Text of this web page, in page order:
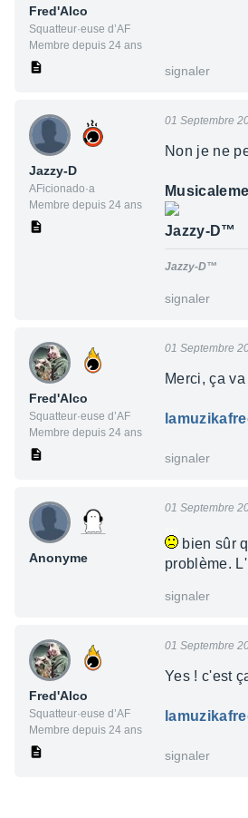
Fred'Alco
Squatteur·euse d’AF
Membre depuis 24 ans
signaler
Jazzy-D
AFicionado·a
Membre depuis 24 ans
01 Septembre
Non je ne
Jazzy-D™
Jazzy-D™
signaler
Fred'Alco
Squatteur·euse d’AF
Membre depuis 24 ans
01 Septembre
Merci, ça
signaler
Anonyme
01 Septembre
bien sûr
problème.
signaler
Fred'Alco
Squatteur·euse d’AF
Membre depuis 24 ans
01 Septembre
Yes ! c'est
signaler